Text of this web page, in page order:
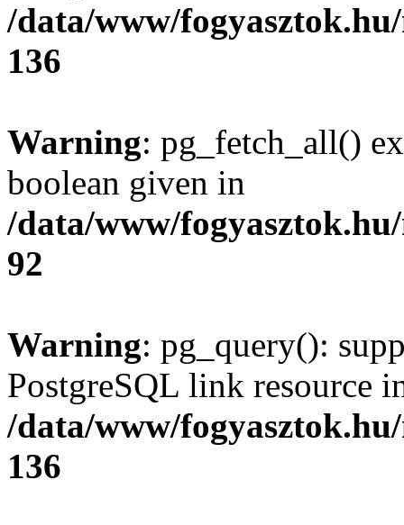
/data/www/
136
Warning: pg_fetch_all()
boolean given in
/data/www/
92
Warning: pg_query():
PostgreSQL link resource
/data/www/
136